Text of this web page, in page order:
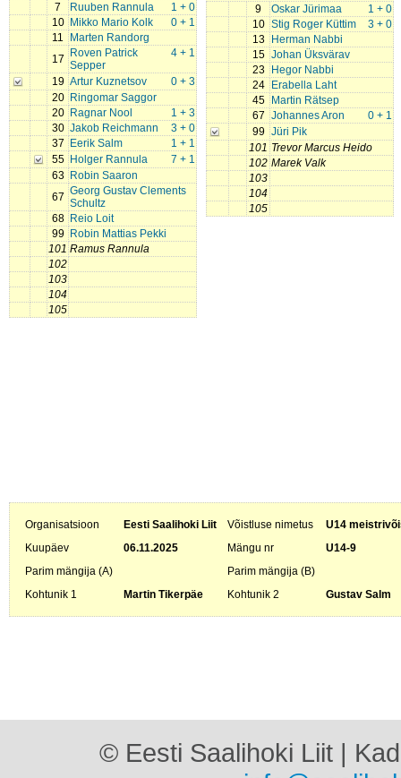
7
1 + 0
Ruuben Rannula
10
0 + 1
Mikko Mario Kolk
11
Marten Randorg
17
4 + 1
Roven Patrick
Sepper
19
0 + 3
Artur Kuznetsov
20
Ringomar Saggor
20
1 + 3
Ragnar Nool
30
3 + 0
Jakob Reichmann
37
1 + 1
Eerik Salm
55
7 + 1
Holger Rannula
63
Robin Saaron
67 Georg Gustav Clements
Schultz
68
Reio Loit
99
Robin Mattias Pekki
101 Ramus Rannula
102
103
104
105
9
1 + 0
Oskar Jürimaa
10
3 + 0
Stig Roger Küttim
13
Herman Nabbi
15 Johan Üksvärav
23
Hegor Nabbi
24
Erabella Laht
45
Martin Rätsep
67
0 + 1
Johannes Aron
99 Jüri Pik
101 Trevor Marcus Heido
102 Marek Valk
103
104
105
Organisatsioon Eesti Saalihoki Liit Võistluse nimetus
U14
Kuupäev
06.11.2025 Mängu nr
U14-9
Parim mängija (A)
Parim mängija (B)
Kohtunik 1
Martin Tikerpäe Kohtunik 2 Gustav Salm
© Eesti Saalihoki Liit |